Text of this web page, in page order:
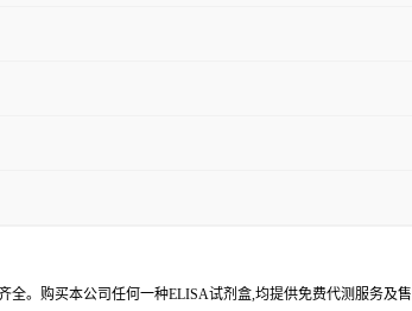
。购买本公司任何一种ELISA试剂盒,均提供免费代测服务及